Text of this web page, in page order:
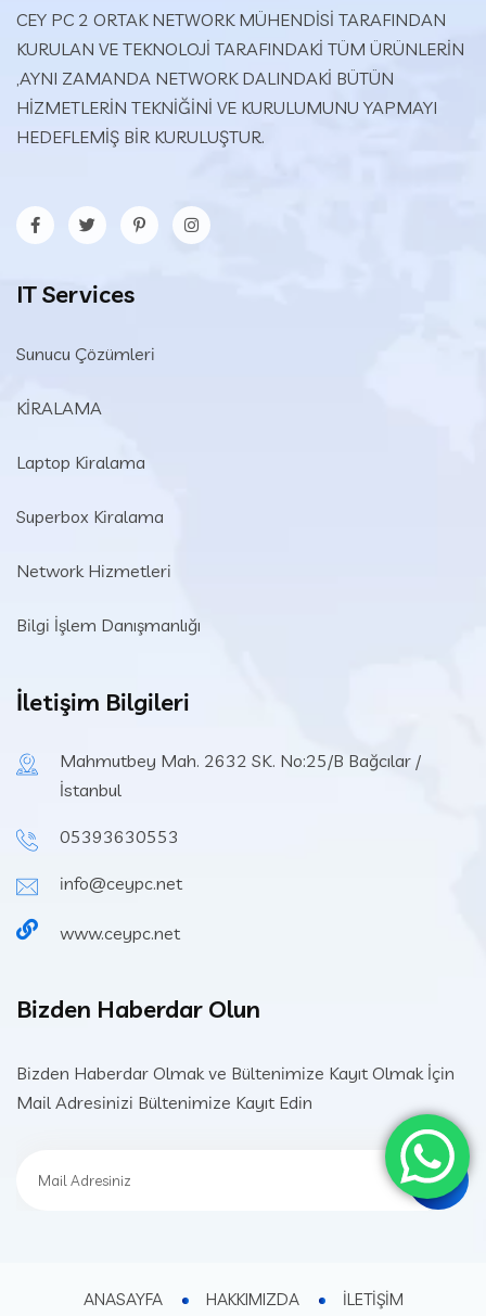
CEY PC 2 ORTAK NETWORK MÜHENDİSİ TARAFINDAN
KURULAN VE TEKNOLOJİ TARAFINDAKİ TÜM ÜRÜNLERİN
,AYNI ZAMANDA NETWORK DALINDAKİ BÜTÜN
HİZMETLERİN TEKNİĞİNİ VE KURULUMUNU YAPMAYI
HEDEFLEMİŞ BİR KURULUŞTUR.
IT Services
Sunucu Çözümleri
KİRALAMA
Laptop Kiralama
Superbox Kiralama
Network Hizmetleri
Bilgi İşlem Danışmanlığı
İletişim Bilgileri
Mahmutbey Mah. 2632 SK. No:25/B Bağcılar /
İstanbul
05393630553
info@ceypc.net
www.ceypc.net
Bizden Haberdar Olun
Bizden Haberdar Olmak ve Bültenimize Kayıt Olmak İçin
Mail Adresinizi Bültenimize Kayıt Edin
ANASAYFA HAKKIMIZDA İLETİŞİM